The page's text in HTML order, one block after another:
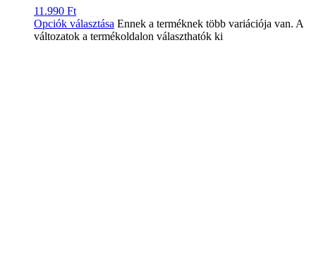
11.990 Ft
Opciók választása Ennek a terméknek több variációja van. A
változatok a termékoldalon választhatók ki